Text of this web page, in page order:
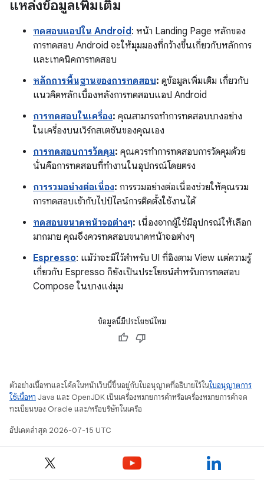
แหล่งข้อมูลเพิ่มเติม
ทดสอบแอปใน Android : หน้า Landing Page หลักของ
การทดสอบ Android จะให้มุมมองที่กว้างขึ้นเกี่ยวกับหลักการ
และเทคนิคการทดสอบ
หลักการพื้นฐานของการทดสอบ: ดูข้อมูลเพิ่มเติม เกี่ยวกับ
แนวคิดหลักเบื้องหลังการทดสอบแอป Android
การทดสอบในเครื่อง: คุณสามารถทำการทดสอบบางอย่าง
ในเครื่องบนเวิร์กสเตชันของคุณเอง
การทดสอบการวัดคุม: คุณควรทำการทดสอบการวัดคุมด้วย
นั่นคือการทดสอบที่ทำงานในอุปกรณ์โดยตรง
การรวมอย่างต่อเนื่อง: การรวมอย่างต่อเนื่องช่วยให้คุณรวม
การทดสอบเข้ากับไปป์ไลน์การติดตั้งใช้งานได้
ทดสอบขนาดหน้าจอต่างๆ: เนื่องจากผู้ใช้มีอุปกรณ์ให้เลือก
มากมาย คุณจึงควรทดสอบขนาดหน้าจอต่างๆ
Espresso: แม้ว่าจะมีไว้สำหรับ UI ที่อิงตาม View แต่ความรู้
เกี่ยวกับ Espresso ก็ยังเป็นประโยชน์สำหรับการทดสอบ
Compose ในบางแง่มุม
ข้อมูลนี้มีประโยชน์ไหม
ตัวอย่างเนื้อหาและโค้ดในหน้าเว็บนี้ขึ้นอยู่กับใบอนุญาตที่อธิบายไว้ในใบอนุญาตการ
ใช้เนื้อหา Java และ OpenJDK เป็นเครื่องหมายการค้าหรือเครื่องหมายการค้าจด
ทะเบียนของ Oracle และ/หรือบริษัทในเครือ
อัปเดตล่าสุด 2026-07-15 UTC